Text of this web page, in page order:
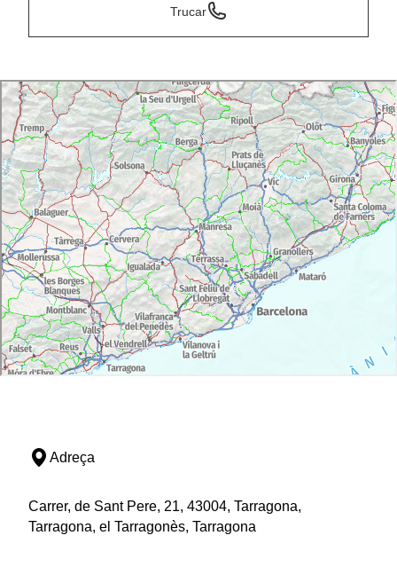
Trucar
Adreça
Carrer, de Sant Pere, 21, 43004, Tarragona,
Tarragona, el Tarragonès, Tarragona